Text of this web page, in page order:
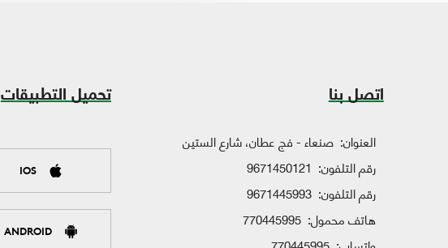
اتصل بنا
العنوان: صنعاء - فج عطان، شارع الستين
رقم التلفون: 9671450121
رقم التلفون: 9671445993
هاتف محمول: 770445995
تحميل التطبيقات
IOS
ANDROID